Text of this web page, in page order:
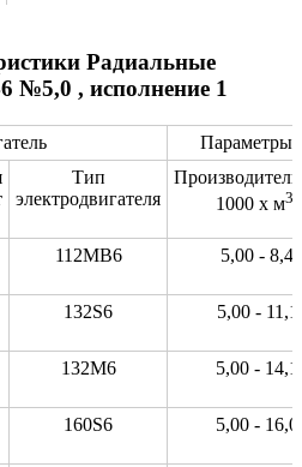
Радиальные
№5,0 , исполнение 1
Параметры
Тип
электродвигателя
1000 х м3
112MB6 5,00 - 8,40
132S6 5,00 -
132М6 5,00 -
160S6 5,00 -